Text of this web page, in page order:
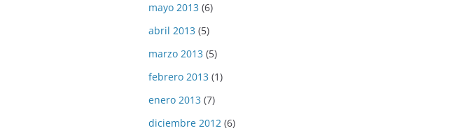
mayo 2013 (6)
abril 2013 (5)
marzo 2013 (5)
febrero 2013 (1)
enero 2013 (7)
diciembre 2012 (6)